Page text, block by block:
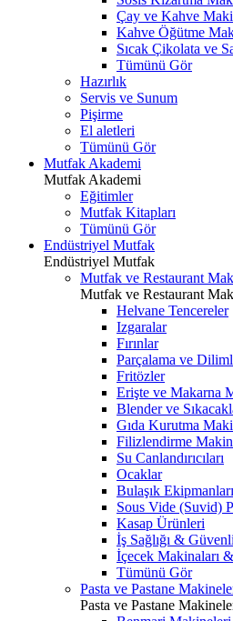
Çay ve Kahve
Kahve Öğütme
Sıcak Çikolata ve
Tümünü Gör
Hazırlık
Servis ve Sunum
Pişirme
El aletleri
Tümünü Gör
Mutfak Akademi
Mutfak Akademi
Eğitimler
Mutfak Kitapları
Tümünü Gör
Endüstriyel Mutfak
Endüstriyel Mutfak
Mutfak ve Restaurant
Mutfak ve Restaurant
Helvane Tencereler
Izgaralar
Fırınlar
Parçalama ve
Fritözler
Erişte ve Makarna
Blender ve
Gıda Kurutma
Filizlendirme
Su Canlandırıcıları
Ocaklar
Bulaşık Ekipmanları
Sous Vide (Suvid)
Kasap Ürünleri
İş Sağlığı &
İçecek Makinaları
Tümünü Gör
Pasta ve Pastane
Pasta ve Pastane